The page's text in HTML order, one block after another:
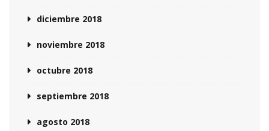
diciembre 2018
noviembre 2018
octubre 2018
septiembre 2018
agosto 2018